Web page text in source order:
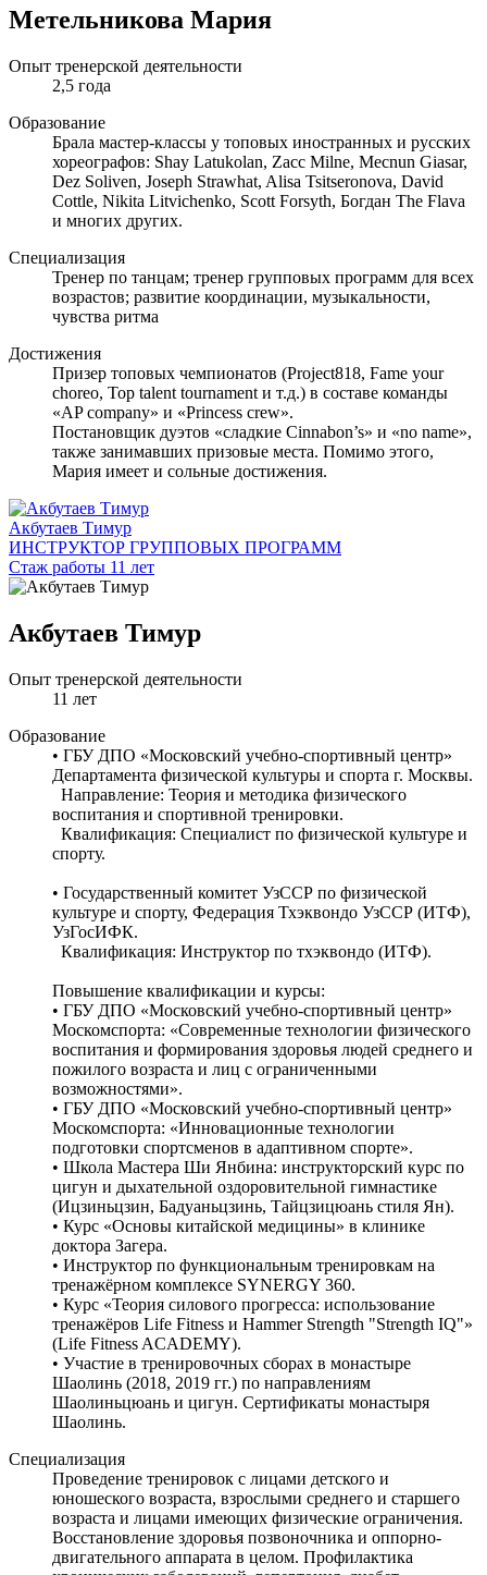
Метельникова Мария
Опыт тренерской деятельности
2,5 года
Образование
Брала мастер-классы у топовых иностранных и русских
хореографов: Shay Latukolan, Zacc Milne, Mecnun Giasar,
Dez Soliven, Joseph Strawhat, Alisa Tsitseronova, David
Cottle, Nikita Litvichenko, Scott Forsyth, Богдан The Flava
и многих других.
Специализация
Тренер по танцам; тренер групповых программ для всех
возрастов; развитие координации, музыкальности,
чувства ритма
Достижения
Призер топовых чемпионатов (Project818, Fame your
choreo, Top talent tournament и т.д.) в составе команды
«AP company» и «Princess crew».
Постановщик дуэтов «сладкие Cinnabon’s» и «no name»,
также занимавших призовые места. Помимо этого,
Мария имеет и сольные достижения.
Акбутаев Тимур
ИНСТРУКТОР ГРУППОВЫХ ПРОГРАММ
Стаж работы 11 лет
Акбутаев Тимур
Опыт тренерской деятельности
11 лет
Образование
• ГБУ ДПО «Московский учебно-спортивный центр»
Департамента физической культуры и спорта г. Москвы.
Направление: Теория и методика физического
воспитания и спортивной тренировки.
Квалификация: Специалист по физической культуре и
спорту.
• Государственный комитет УзССР по физической
культуре и спорту, Федерация Тхэквондо УзССР (ИТФ),
УзГосИФК.
Квалификация: Инструктор по тхэквондо (ИТФ).
Повышение квалификации и курсы:
• ГБУ ДПО «Московский учебно-спортивный центр»
Москомспорта: «Современные технологии физического
воспитания и формирования здоровья людей среднего и
пожилого возраста и лиц с ограниченными
возможностями».
• ГБУ ДПО «Московский учебно-спортивный центр»
Москомспорта: «Инновационные технологии
подготовки спортсменов в адаптивном спорте».
• Школа Мастера Ши Янбина: инструкторский курс по
цигун и дыхательной оздоровительной гимнастике
(Ицзиньцзин, Бадуаньцзинь, Тайцзицюань стиля Ян).
• Курс «Основы китайской медицины» в клинике
доктора Загера.
• Инструктор по функциональным тренировкам на
тренажёрном комплексе SYNERGY 360.
• Курс «Теория силового прогресса: использование
тренажёров Life Fitness и Hammer Strength "Strength IQ"»
(Life Fitness ACADEMY).
• Участие в тренировочных сборах в монастыре
Шаолинь (2018, 2019 гг.) по направлениям
Шаолиньцюань и цигун. Сертификаты монастыря
Шаолинь.
Специализация
Проведение тренировок с лицами детского и
юношеского возраста, взрослыми среднего и старшего
возраста и лицами имеющих физические ограничения.
Восстановление здоровья позвоночника и оппорно-
двигательного аппарата в целом. Профилактика